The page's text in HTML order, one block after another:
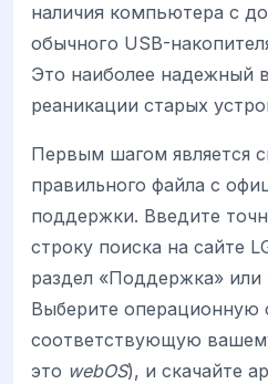
наличия компьютера с
обычного USB-
Это наиболее надежный
реаникации старых
Первым шагом является
правильного файла с
поддержки. Введите
строку поиска на сайте
раздел «Поддержка»
Выберите операционную
соответствующую
это webOS), и скачайте